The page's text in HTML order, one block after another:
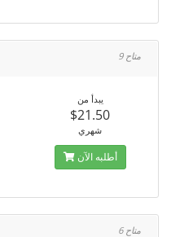
9 متاح
يبدأ من
$21.50
شهري
أطلبه الآن
6 متاح